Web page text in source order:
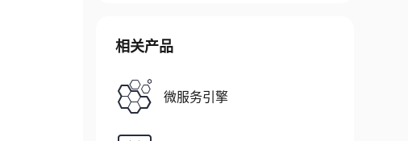
相关产品
微服务引擎